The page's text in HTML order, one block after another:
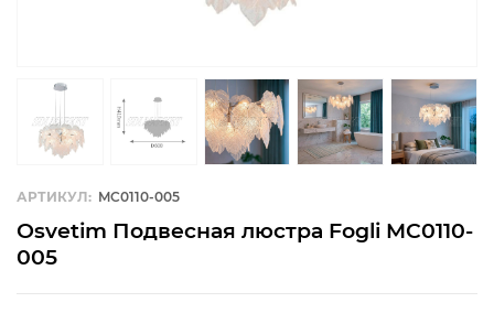
АРТИКУЛ: MC0110-005
Osvetim Подвесная люстра Fogli MC0110-
005